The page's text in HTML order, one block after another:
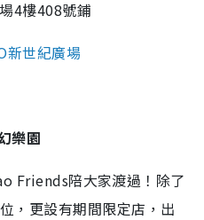
4樓408號鋪
新世紀廣場
樂園
Friends陪大家渡過！除了
，更設有期間限定店，出